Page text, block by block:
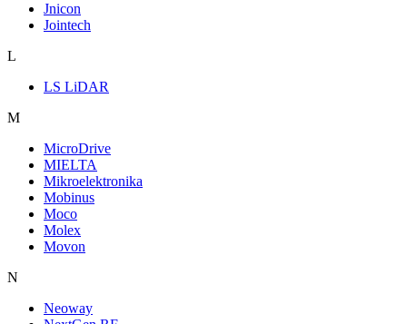
Jnicon
Jointech
L
LS LiDAR
M
MicroDrive
MIELTA
Mikroelektronika
Mobinus
Moco
Molex
Movon
N
Neoway